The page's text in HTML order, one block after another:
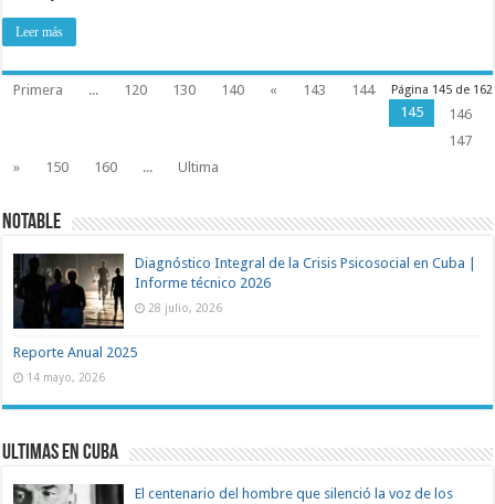
Leer más
Página 145 de 162
Primera ... 120 130 140 « 143
144
145
146
147
»
150 160 ... Ultima
Notable
Diagnóstico Integral de la Crisis Psicosocial en Cuba |
Informe técnico 2026
28 julio, 2026
Reporte Anual 2025
14 mayo, 2026
Ultimas en Cuba
El centenario del hombre que silenció la voz de los